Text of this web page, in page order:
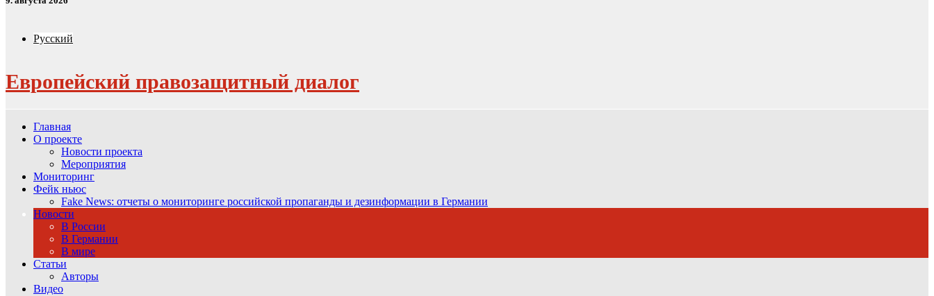
Русский
Европейский правозащитный диалог
Главная
О проекте
Новости проекта
Мероприятия
Мониторинг
Фейк ньюс
Fake News: отчеты о мониторинге российской пропаганды и дезинформации в Германии
Новости
В России
В Германии
В мире
Статьи
Авторы
Видео